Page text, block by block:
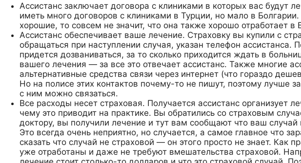
Ассистанс заключает договора с клиниками в которых вас будут
иметь много договоров с клиниками в Турции, но мало в
хорошие, то совсем не значит, что она также хорошо отработает в
Ассистанс обеспечивает ваше лечение. Страховку вы купили с
обращаться при наступлении случая, указан телефон ассистанса.
придется дозваниваться, за то сколько приходится ждать в
вашего лечения — за все это отвечает ассистанс. Также многие
альтернативные средства связи через интернет (что гораздо
Но на полисе этих контактов почему-то не пишут, поэтому лучше
с ним можно связаться.
Все расходы несет страховая. Получается ассистанс организует
чему это приводит на практике. Вы обратились со страховым
доктору, вы получили лечение и тут вам сообщают что ваш случай
Это всегда очень неприятно, но случается, а самое главное что
сказать что случай не страховой — он этого просто не знает. Как
уже отработаны и даже не требуют вмешательства страховой.